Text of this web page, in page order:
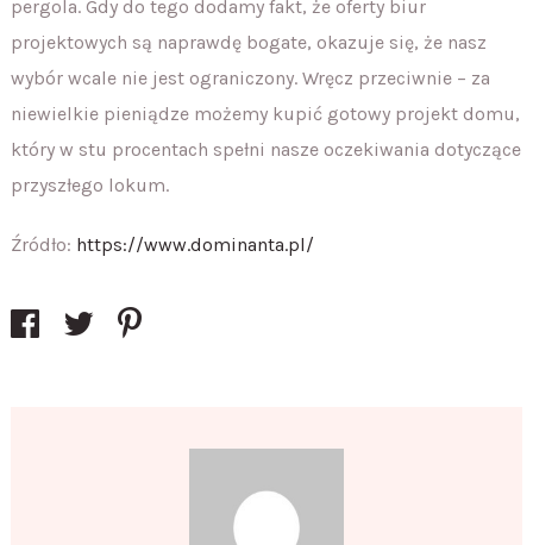
pergola. Gdy do tego dodamy fakt, że oferty biur
projektowych są naprawdę bogate, okazuje się, że nasz
wybór wcale nie jest ograniczony. Wręcz przeciwnie – za
niewielkie pieniądze możemy kupić gotowy projekt domu,
który w stu procentach spełni nasze oczekiwania dotyczące
przyszłego lokum.
Źródło: https://www.dominanta.pl/